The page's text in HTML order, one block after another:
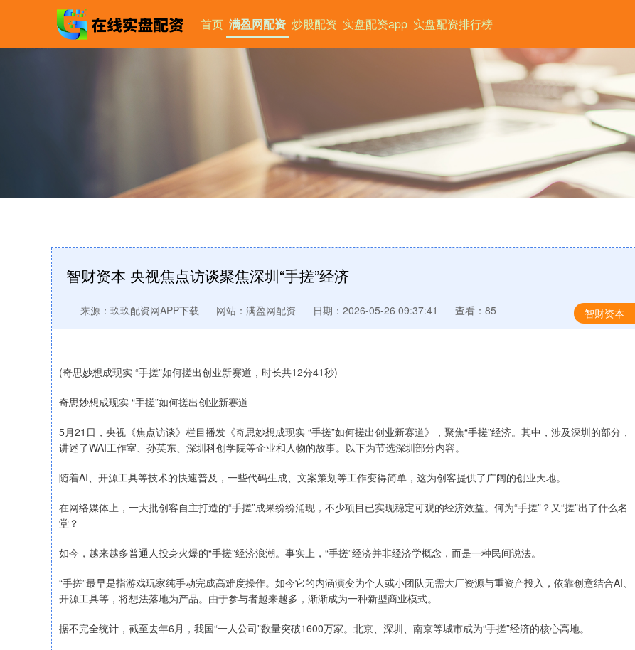
首页 满盈网配资 炒股配资 实盘配资app 实盘配资排行榜
智财资本 央视焦点访谈聚焦深圳“手搓”经济
智财资本
来源：玖玖配资网APP下载 网站：满盈网配资 日期：2026-05-26 09:37:41 查看：85
(奇思妙想成现实 “手搓”如何搓出创业新赛道，时长共12分41秒)
奇思妙想成现实 “手搓”如何搓出创业新赛道
5月21日，央视《焦点访谈》栏目播发《奇思妙想成现实 “手搓”如何搓出创业新赛道》，聚焦“手搓”经济。其中，涉及深圳的部分，
讲述了WAI工作室、孙英东、深圳科创学院等企业和人物的故事。以下为节选深圳部分内容。
随着AI、开源工具等技术的快速普及，一些代码生成、文案策划等工作变得简单，这为创客提供了广阔的创业天地。
在网络媒体上，一大批创客自主打造的“手搓”成果纷纷涌现，不少项目已实现稳定可观的经济效益。何为“手搓”？又“搓”出了什么名
堂？
如今，越来越多普通人投身火爆的“手搓”经济浪潮。事实上，“手搓”经济并非经济学概念，而是一种民间说法。
“手搓”最早是指游戏玩家纯手动完成高难度操作。如今它的内涵演变为个人或小团队无需大厂资源与重资产投入，依靠创意结合AI、
开源工具等，将想法落地为产品。由于参与者越来越多，渐渐成为一种新型商业模式。
据不完全统计，截至去年6月，我国“一人公司”数量突破1600万家。北京、深圳、南京等城市成为“手搓”经济的核心高地。